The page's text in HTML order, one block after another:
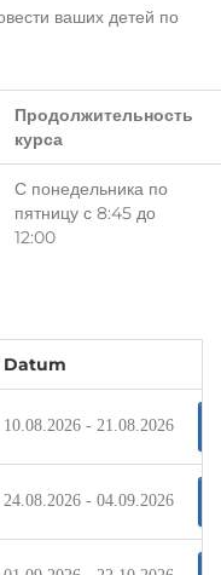
ваших детей по
Продолжительность
курса
С понедельника по
пятницу с 8:45 до
12:00
Datum
10.08.2026 - 21.08.2026
24.08.2026 - 04.09.2026